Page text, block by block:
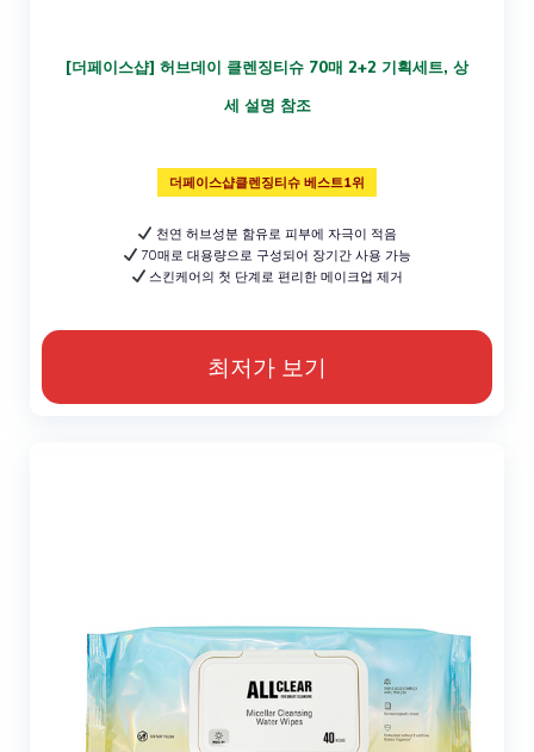
[더페이스샵] 허브데이 클렌징티슈 70매 2+2 기획세트, 상
세 설명 참조
더페이스샵클렌징티슈 베스트1위
천연 허브성분 함유로 피부에 자극이 적음
70매로 대용량으로 구성되어 장기간 사용 가능
스킨케어의 첫 단계로 편리한 메이크업 제거
최저가 보기